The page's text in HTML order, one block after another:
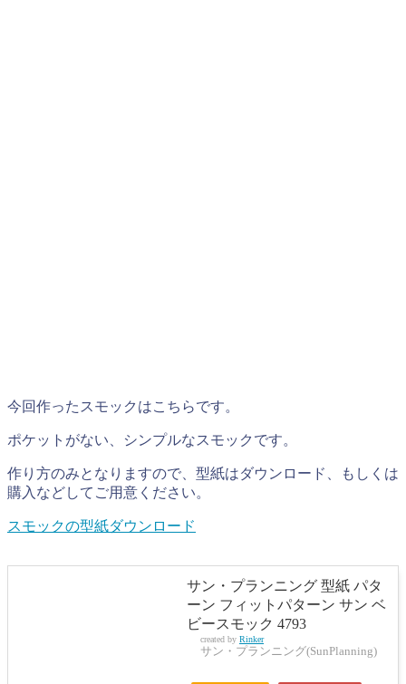
今回作ったスモックはこちらです。
ポケットがない、シンプルなスモックです。
作り方のみとなりますので、型紙はダウンロード、もしくは
購入などしてご用意ください。
スモックの型紙ダウンロード
サン・プランニング 型紙 パタ
ーン フィットパターン サン ベ
ビースモック 4793
created by Rinker
サン・プランニング(SunPlanning)